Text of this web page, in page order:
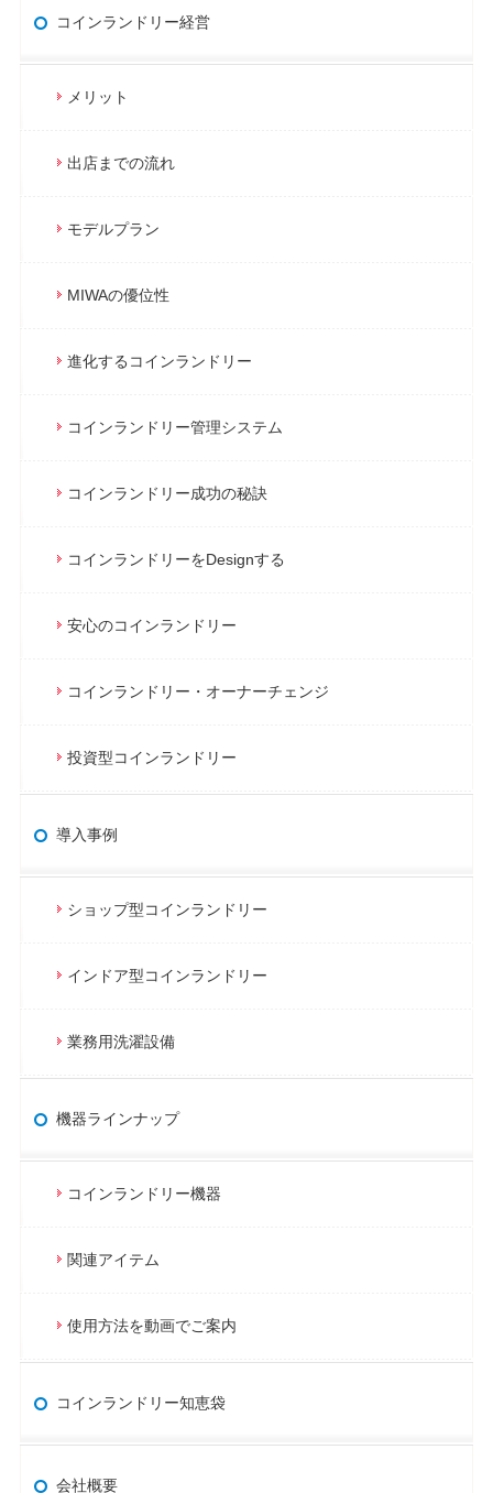
コインランドリー経営
メリット
出店までの流れ
モデルプラン
MIWAの優位性
進化するコインランドリー
コインランドリー管理システム
コインランドリー成功の秘訣
コインランドリーをDesignする
安心のコインランドリー
コインランドリー・オーナーチェンジ
投資型コインランドリー
導入事例
ショップ型コインランドリー
インドア型コインランドリー
業務用洗濯設備
機器ラインナップ
コインランドリー機器
関連アイテム
使用方法を動画でご案内
コインランドリー知恵袋
会社概要